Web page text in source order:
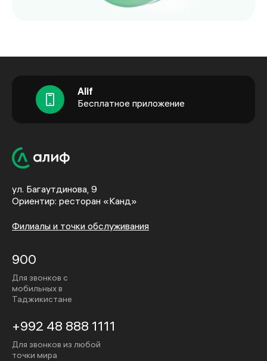
Alif
Бесплатное приложение
ул. Багаутдинова, 9
Ориентир: ресторан «Канд»
Филиалы и точки обслуживания
900
Для звонков с
мобильных в
Таджикистане
+992 48 888 1111
Для звонков из любой
точки мира